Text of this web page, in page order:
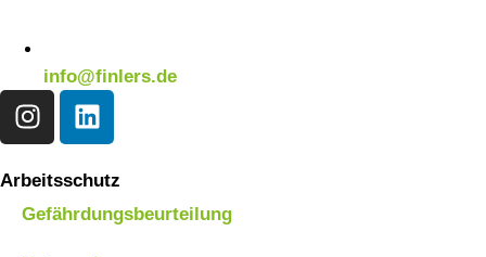
info@finlers.de
Arbeitsschutz
Gefährdungsbeurteilung